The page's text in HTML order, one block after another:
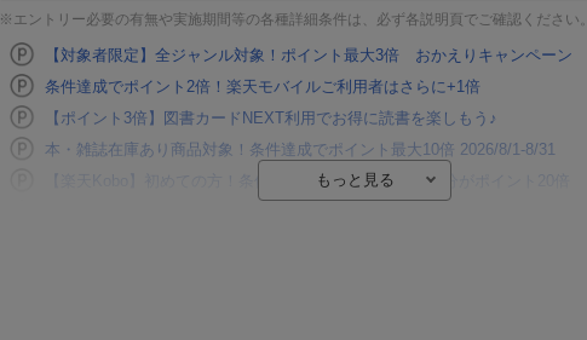
※エントリー必要の有無や実施期間等の各種詳細条件は、必ず各説明頁でご確認ください。
【対象者限定】全ジャンル対象！ポイント最大3倍 おかえりキャンペーン
条件達成でポイント2倍！楽天モバイルご利用者はさらに+1倍
【ポイント3倍】図書カードNEXT利用でお得に読書を楽しもう♪
本・雑誌在庫あり商品対象！条件達成でポイント最大10倍 2026/8/1-8/31
【楽天Kobo】初めての方！条件達成で楽天ブックス購入分がポイント20倍